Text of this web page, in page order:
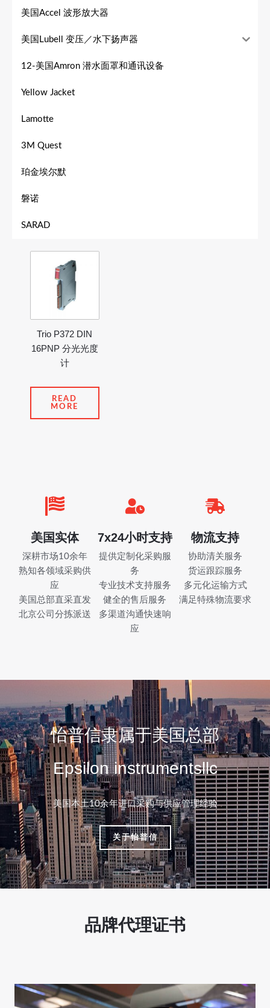
美国Accel 波形放大器
美国Lubell 变压／水下扬声器
12-美国Amron 潜水面罩和通讯设备
Yellow Jacket
Lamotte
3M Quest
珀金埃尔默
磐诺
SARAD
Trio P372 DIN
16PNP 分光光度
计
READ
MORE
美国实体
深耕市场10余年
熟知各领域采购供
应
美国总部直采直发
北京公司分拣派送
7x24小时支持
提供定制化采购服
务
专业技术支持服务
健全的售后服务
多渠道沟通快速响
应
物流支持
协助清关服务
货运跟踪服务
多元化运输方式
满足特殊物流要求
怡普信隶属于美国总部
Epsilon instrumentsllc
美国本土10余年进口采购与供应管理经验
关于怡普信
品牌代理证书